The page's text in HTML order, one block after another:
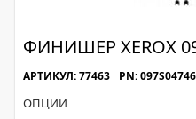
ФИНИШЕР XEROX
АРТИКУЛ: 77463 PN: 097S04746
ОПЦИИ